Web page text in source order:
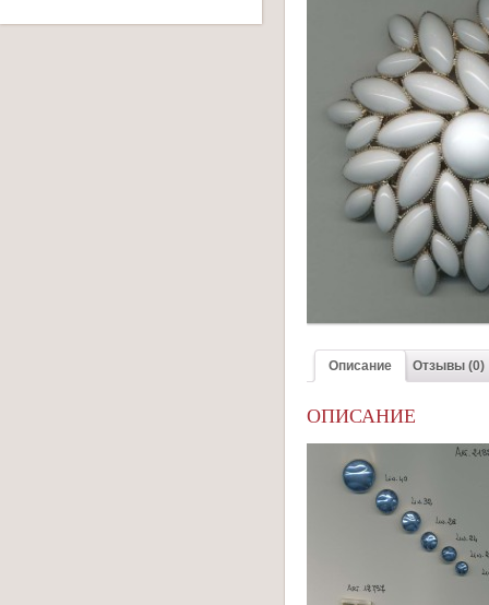
Описание Отзывы (0)
ОПИСАНИЕ